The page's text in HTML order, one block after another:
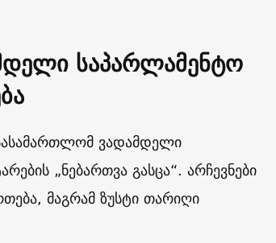
საპარლამენტო
ვადამდელი
„ნებართვა გასცა“. არჩევნები
მაგრამ ზუსტი თარიღი